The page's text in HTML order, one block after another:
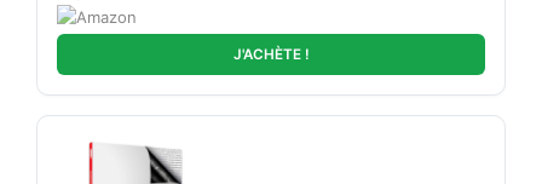
J'ACHÈTE !